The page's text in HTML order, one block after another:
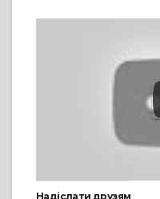
Надіслати друзям